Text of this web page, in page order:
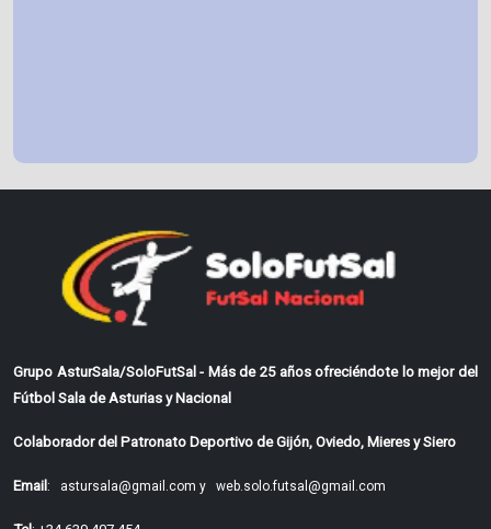
Grupo AsturSala/SoloFutSal - Más de 25 años ofreciéndote lo mejor del
Fútbol Sala de Asturias y Nacional
Colaborador del Patronato Deportivo de Gijón, Oviedo, Mieres y Siero
Email: astursala@gmail.com y web.solo.futsal@gmail.com